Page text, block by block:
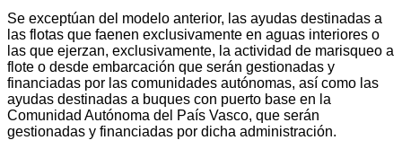
Se exceptúan del modelo anterior, las ayudas destinadas a
las flotas que faenen exclusivamente en aguas interiores o
las que ejerzan, exclusivamente, la actividad de marisqueo a
flote o desde embarcación que serán gestionadas y
financiadas por las comunidades autónomas, así como las
ayudas destinadas a buques con puerto base en la
Comunidad Autónoma del País Vasco, que serán
gestionadas y financiadas por dicha administración.